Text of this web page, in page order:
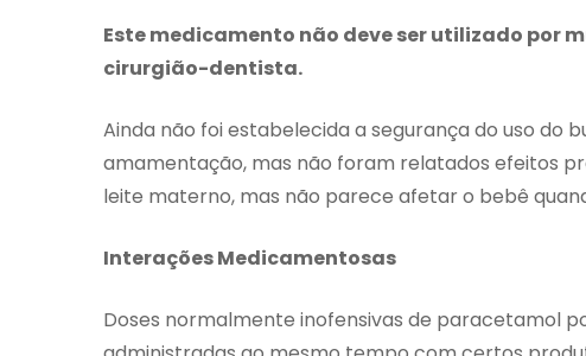
Este medicamento não deve ser utilizado por
cirurgião-dentista.
Ainda não foi estabelecida a segurança do uso do
amamentação, mas não foram relatados efeitos
leite materno, mas não parece afetar o bebê
Interações Medicamentosas
Doses normalmente inofensivas de paracetamol